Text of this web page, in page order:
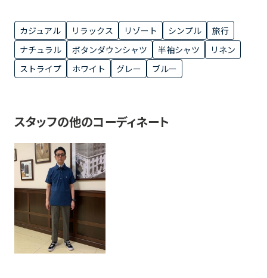
カジュアル リラックス リゾート シンプル
旅行
ナチュラル
ボタンダウンシャツ 半袖シャツ
リネン
ストライプ
ホワイト グレー ブルー
スタッフの他のコーディネート